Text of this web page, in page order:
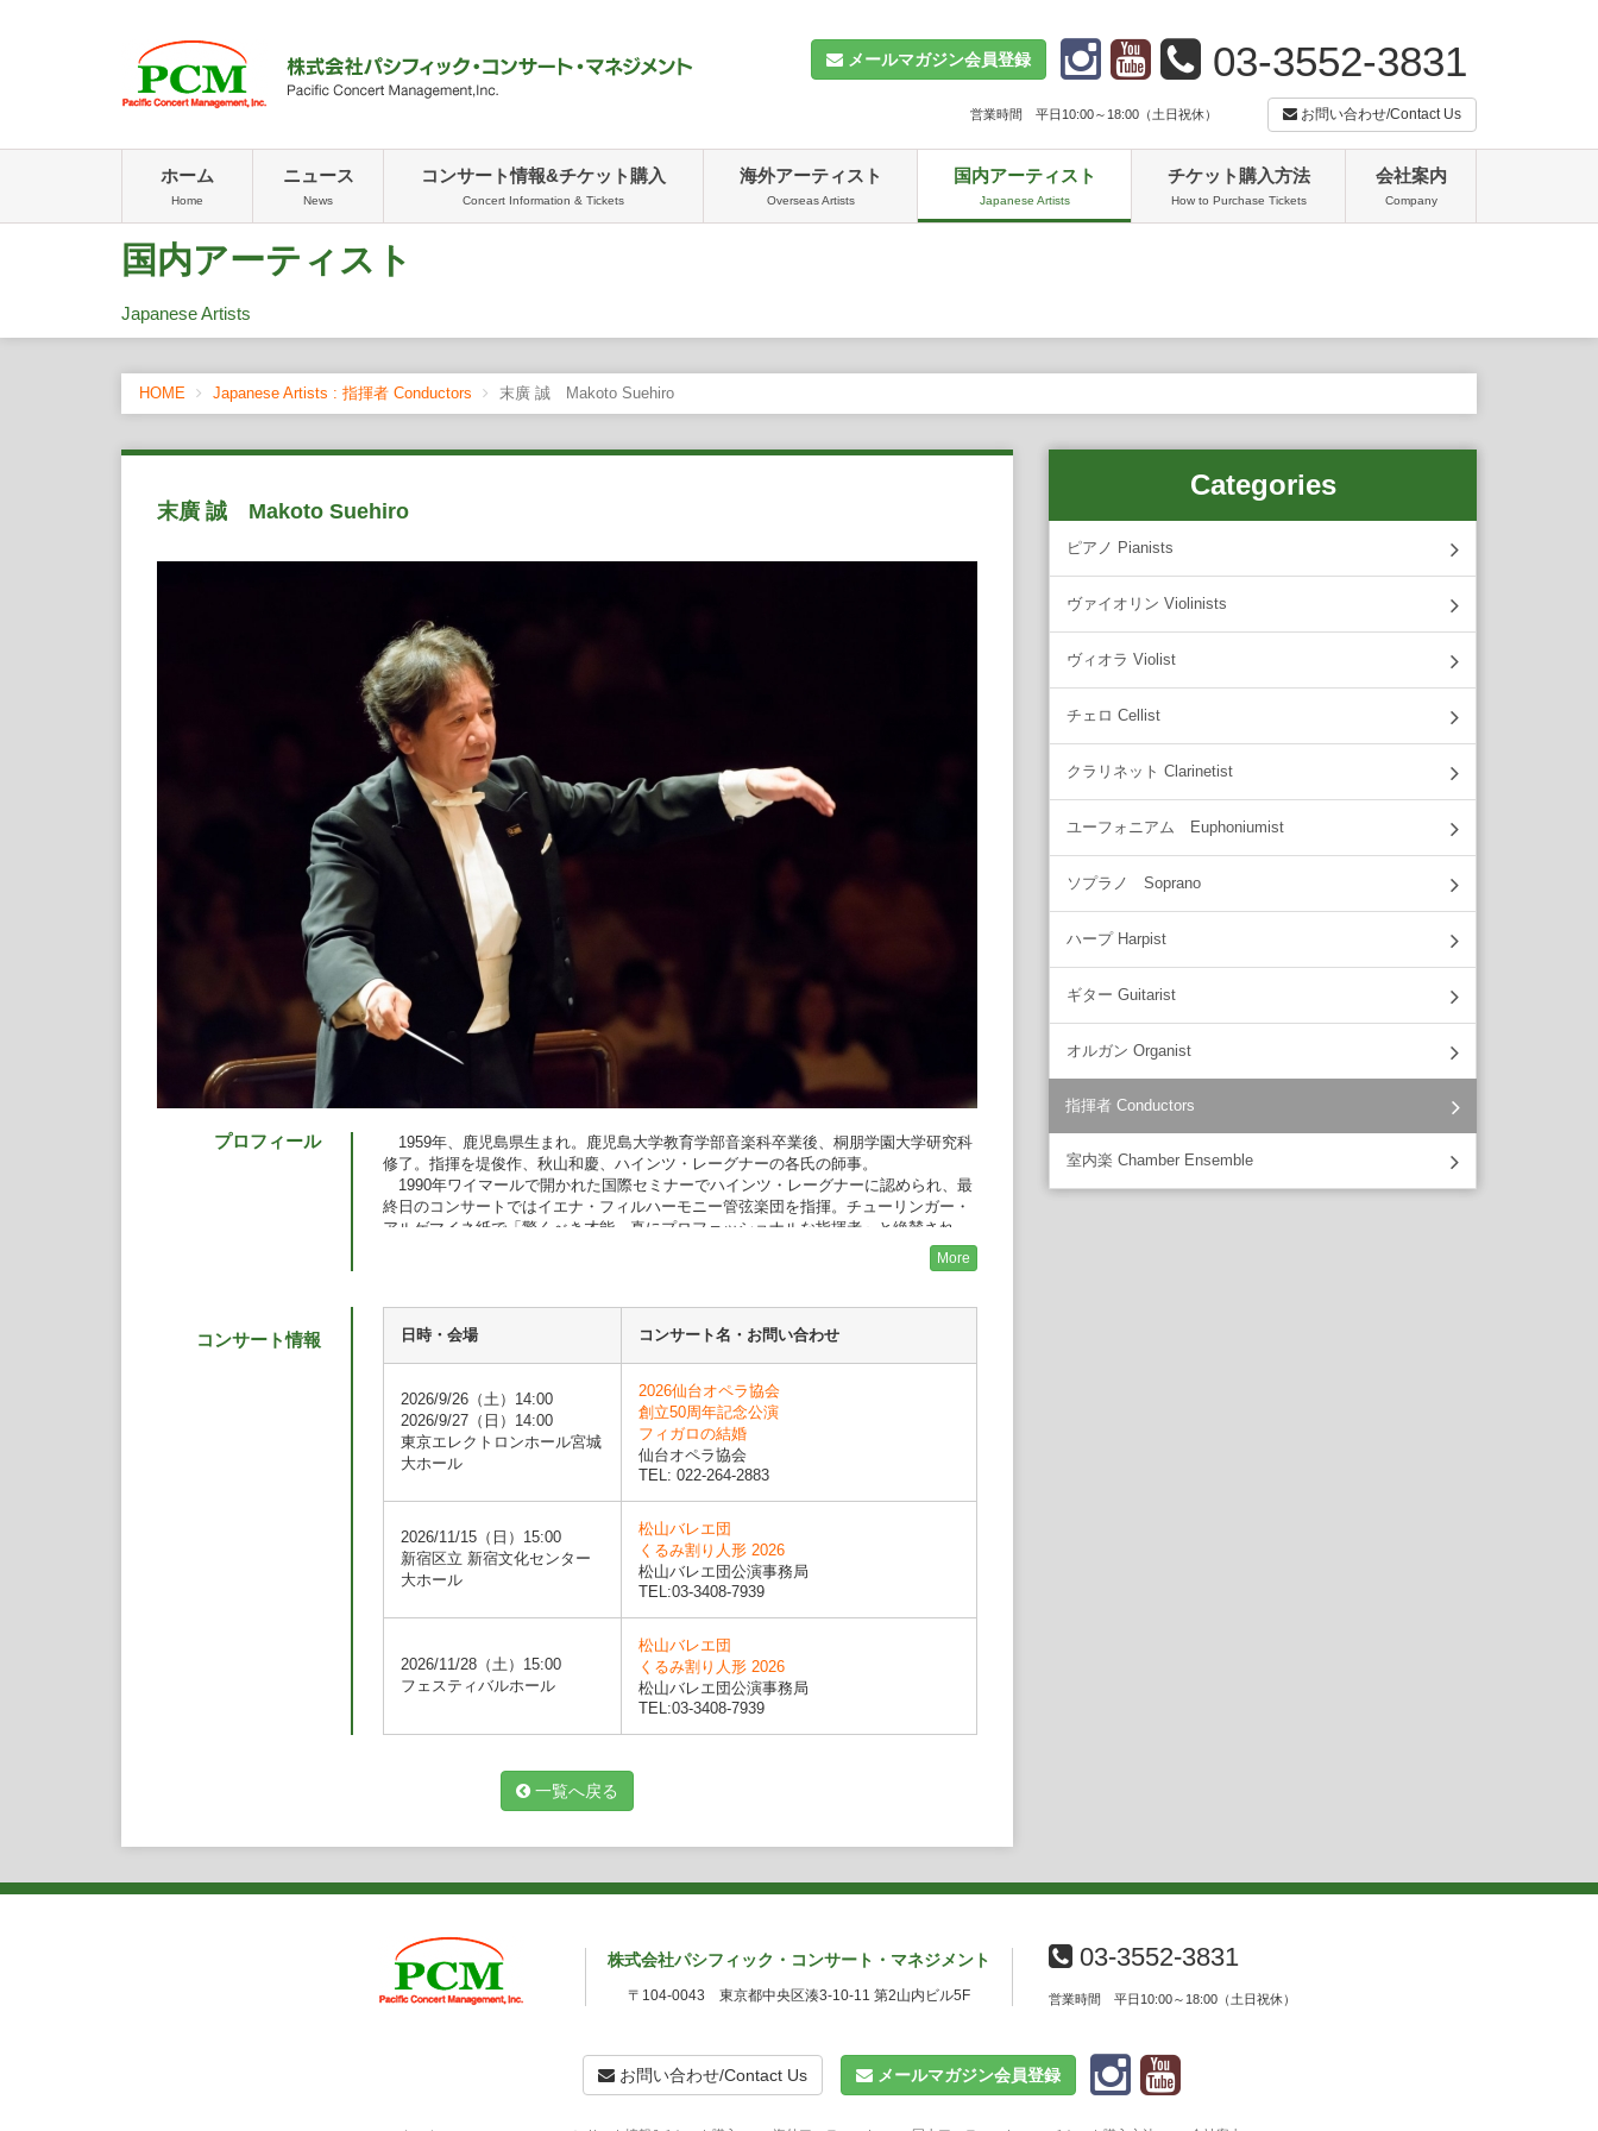
メールマガジン会員登録 03-3552-3831
営業時間 平日10:00～18:00（土日祝休） お問い合わせ/Contact Us
ホーム
Home
ニュース
News
コンサート情報&チケット購入
Concert Information & Tickets
海外アーティスト
Overseas Artists
国内アーティスト
Japanese Artists
チケット購入方法
How to Purchase Tickets
会社案内
Company
国内アーティスト
Japanese Artists
HOME Japanese Artists : 指揮者 Conductors 末廣 誠 Makoto Suehiro
末廣 誠 Makoto Suehiro
プロフィール
1959年、鹿児島県生まれ。鹿児島大学教育学部音楽科卒業後、桐朋学園大学研究科
修了。指揮を堤俊作、秋山和慶、ハインツ・レーグナーの各氏の師事。
1990年ワイマールで開かれた国際セミナーでハインツ・レーグナーに認められ、最
終日のコンサートではイエナ・フィルハーモニー管弦楽団を指揮。チューリンガー・
アルゲマイネ紙で「驚くべき才能、真にプロフェッショナルな指揮者」と絶賛され
1991年、第4回フィテルベルク国際指揮者コンクールで優勝するとともに、オーケ
ランド放送クラクフ交響楽団では客演指揮者を務めた。また、シレジア歌劇場で上演
した《トスカ》がヨーロッパでのオペラ・デビューとなり、以降定期的に客演し、
チ・アルトゥール・ルービンシュタイン・フィルハーモニー管弦楽団、台北市立交響
楽団等に客演している。
帰国後は群馬交響楽団と札幌交響楽団の指揮者を務めた。全国各地のオーケストラ
にも客演しており、東京フィルハーモニー交響楽団、新日本フィルハーモニー交響楽
団、東京交響楽団、東京シティ・フィルハーモニック管弦楽団、東京ニューシティ管
弦楽団、仙台フィルハーモニー管弦楽団、山形交響楽団、千葉交響楽団、名古屋フィ
ルハーモニー交響楽団、大阪フィルハーモニー交響楽団、日本センチュリー交響楽
団、関西フィルハーモニー管弦楽団、京都市交響楽団、広島交響楽団、九州交響楽
団、オオサカ・シオン・ウインド・オーケストラを指揮している。1999年、ジャズ界
の巨匠チック・コリアと共演し、絶大な信頼を寄せられた。
多彩なジャンルに精通し広範なレパートリーを誇るが、なかでもオペラやバレエの
舞台作品において発揮される深い洞察力、演劇的表現を音楽と結び付ける手腕には定
評があり、常に高水準の演奏を引き出す技術は高く評価されている。欧州や日本国内
において、オペラでは《フィガロの結婚》、《ドン・ジョヴァンニ》、《コジ・ファ
ン・トゥッテ》、《魔笛》、《椿姫》、《リゴレット》、《こうもり》、《メリー・
メオとジュリエット》、《ドン・キホーテ》、《ジゼル》、《コッペリア》等、数多
く指揮している。
せんか？』を刊行。曲目“快”説と題したプログラム解説やエッセイなど、その機知に
た。
More
コンサート情報 日時・会場 コンサート名・お問い合わせ
2026/9/26（土）14:00
2026/9/27（日）14:00
東京エレクトロンホール宮城
大ホール
2026仙台オペラ協会
創立50周年記念公演
フィガロの結婚
仙台オペラ協会
TEL: 022-264-2883
2026/11/15（日）15:00
新宿区立 新宿文化センター
大ホール
松山バレエ団
くるみ割り人形 2026
松山バレエ団公演事務局
TEL:03-3408-7939
2026/11/28（土）15:00
フェスティバルホール
松山バレエ団
くるみ割り人形 2026
松山バレエ団公演事務局
TEL:03-3408-7939
一覧へ戻る
Categories
ピアノ Pianists
ヴァイオリン Violinists
ヴィオラ Violist
チェロ Cellist
クラリネット Clarinetist
ユーフォニアム Euphoniumist
ソプラノ Soprano
ハープ Harpist
ギター Guitarist
オルガン Organist
指揮者 Conductors
室内楽 Chamber Ensemble
株式会社パシフィック・コンサート・マネジメント
〒104-0043 東京都中央区湊3-10-11 第2山内ビル5F
03-3552-3831
営業時間 平日10:00～18:00（土日祝休）
お問い合わせ/Contact Us メールマガジン会員登録